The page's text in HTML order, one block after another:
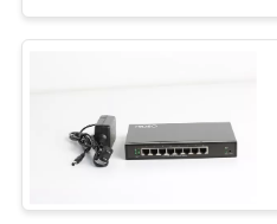
EPON ONU